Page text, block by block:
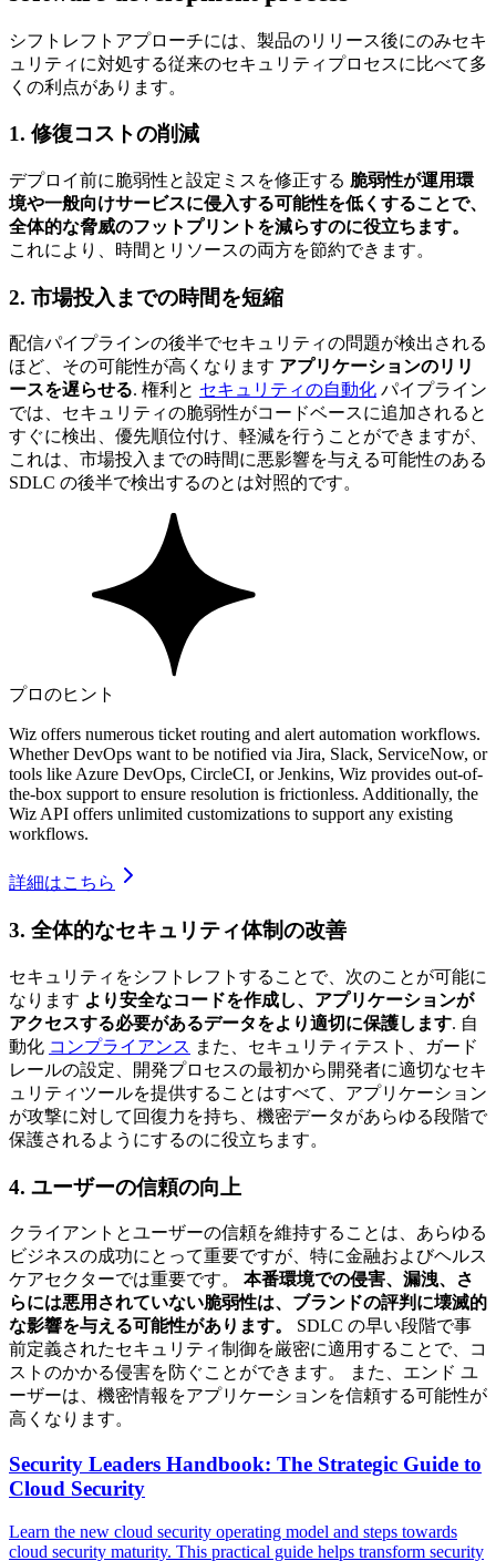
シフトレフトアプローチには、製品のリリース後にのみセキ
ュリティに対処する従来のセキュリティプロセスに比べて多
くの利点があります。
1. 修復コストの削減
デプロイ前に脆弱性と設定ミスを修正する 脆弱性が運用環
境や一般向けサービスに侵入する可能性を低くすることで、
全体的な脅威のフットプリントを減らすのに役立ちます。
これにより、時間とリソースの両方を節約できます。
2. 市場投入までの時間を短縮
配信パイプラインの後半でセキュリティの問題が検出される
ほど、その可能性が高くなります アプリケーションのリリ
ースを遅らせる. 権利と セキュリティの自動化 パイプライン
では、セキュリティの脆弱性がコードベースに追加されると
すぐに検出、優先順位付け、軽減を行うことができますが、
これは、市場投入までの時間に悪影響を与える可能性のある
SDLC の後半で検出するのとは対照的です。
プロのヒント
Wiz offers numerous ticket routing and alert automation workflows.
Whether DevOps want to be notified via Jira, Slack, ServiceNow, or
tools like Azure DevOps, CircleCI, or Jenkins, Wiz provides out-of-
the-box support to ensure resolution is frictionless. Additionally, the
Wiz API offers unlimited customizations to support any existing
workflows.
詳細はこちら
3. 全体的なセキュリティ体制の改善
セキュリティをシフトレフトすることで、次のことが可能に
なります より安全なコードを作成し、アプリケーションが
アクセスする必要があるデータをより適切に保護します. 自
動化 コンプライアンス また、セキュリティテスト、ガード
レールの設定、開発プロセスの最初から開発者に適切なセキ
ュリティツールを提供することはすべて、アプリケーション
が攻撃に対して回復力を持ち、機密データがあらゆる段階で
保護されるようにするのに役立ちます。
4. ユーザーの信頼の向上
クライアントとユーザーの信頼を維持することは、あらゆる
ビジネスの成功にとって重要ですが、特に金融およびヘルス
ケアセクターでは重要です。 本番環境での侵害、漏洩、さ
らには悪用されていない脆弱性は、ブランドの評判に壊滅的
な影響を与える可能性があります。
SDLC の早い段階で事
前定義されたセキュリティ制御を厳密に適用することで、コ
ストのかかる侵害を防ぐことができます。 また、エンド ユ
ーザーは、機密情報をアプリケーションを信頼する可能性が
高くなります。
Security Leaders Handbook: The Strategic Guide to
Cloud Security
Learn the new cloud security operating model and steps towards
cloud security maturity. This practical guide helps transform security